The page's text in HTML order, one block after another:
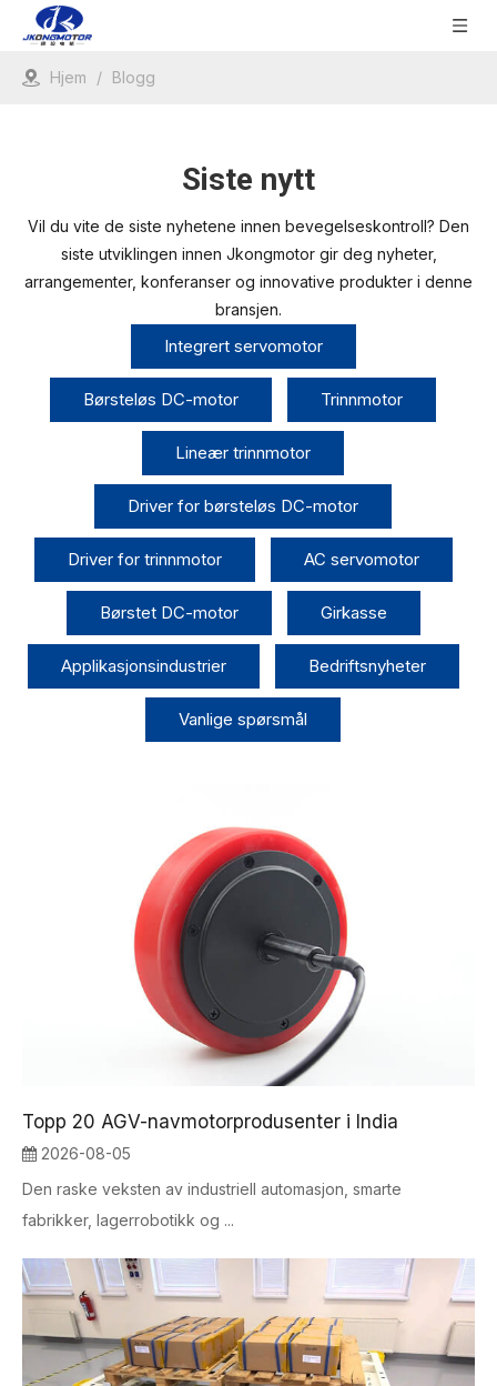
Hjem / Blogg
Siste nytt
Vil du vite de siste nyhetene innen bevegelseskontroll? Den
siste utviklingen innen Jkongmotor gir deg nyheter,
arrangementer, konferanser og innovative produkter i denne
bransjen.
Integrert servomotor
Børsteløs DC-motor Trinnmotor
Lineær trinnmotor
Driver for børsteløs DC-motor
Driver for trinnmotor AC servomotor
Børstet DC-motor Girkasse
Applikasjonsindustrier Bedriftsnyheter
Vanlige spørsmål
Topp 20 AGV-navmotorprodusenter i India
2026-08-05
Den raske veksten av industriell automasjon, smarte
fabrikker, lagerrobotikk og ...